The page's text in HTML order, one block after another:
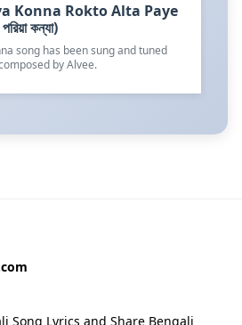
Konna Rokto Alta Paye
কন্যা)
song has been sung and tuned
by Alvee.
Song Lyrics and Share Bengali